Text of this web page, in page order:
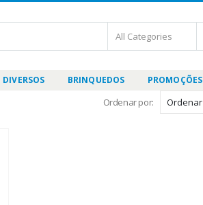
DIVERSOS BRINQUEDOS PROMOÇÕES
Ordenar por: